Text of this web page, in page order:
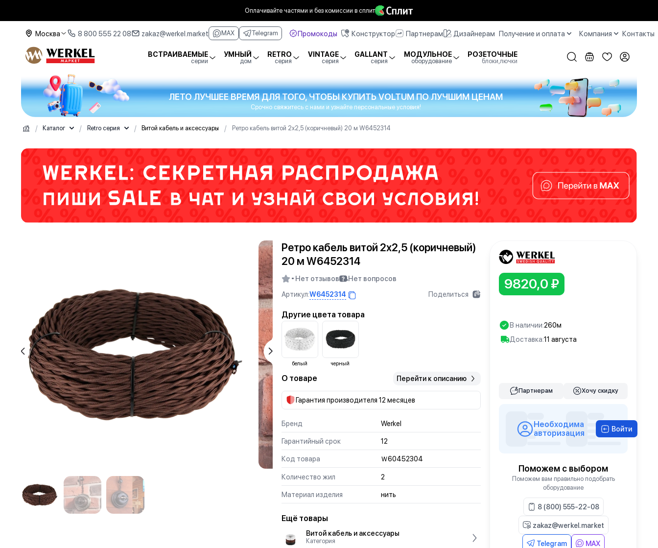
Оплачивайте частями и без комиссии в сплит
Москва 8 800 555 22 08 zakaz@werkel.market MAX Telegram Промокоды Конструктор Партнерам Дизайнерам Получение и оплата Компания Контакты
ВСТРАИВАЕМЫЕ
серии
УМНЫЙ
дом
RETRO
серия
VINTAGE
серия
GALLANT
серия
МОДУЛЬНОЕ
оборудование
РОЗЕТОЧНЫЕ
блоки,лючки
ЛЕТО ЛУЧШЕЕ ВРЕМЯ ДЛЯ ТОГО, ЧТОБЫ КУПИТЬ VOLTUM ПО ЛУЧШИМ ЦЕНАМ
Срочно свяжитесь с нами и узнайте персональные условия!
/ Каталог / Retro серия / Витой кабель и аксессуары / Ретро кабель витой 2х2,5 (коричневый) 20 м W6452314
Ретро кабель витой 2х2,5 (коричневый)
20 м W6452314
Нет отзывов
Нет вопросов
Артикул:W6452314 Поделиться
Другие цвета товара
белый черный
О товаре Перейти к описанию
Гарантия производителя 12 месяцев
Бренд Werkel
Гарантийный срок 12
Код товара Ｗ60452З04
Количество жил 2
Материал изделия нить
Ещё товары
Витой кабель и аксессуары
Категория
9820,0 ₽
В наличии:260м
Доставка:11 августа
Партнерам Хочу скидку
Необходима
авторизация
Войти
Поможем с выбором
Поможем вам правильно подобрать
оборудование
8 (800) 555-22-08
zakaz@werkel.market
Telegram MAX